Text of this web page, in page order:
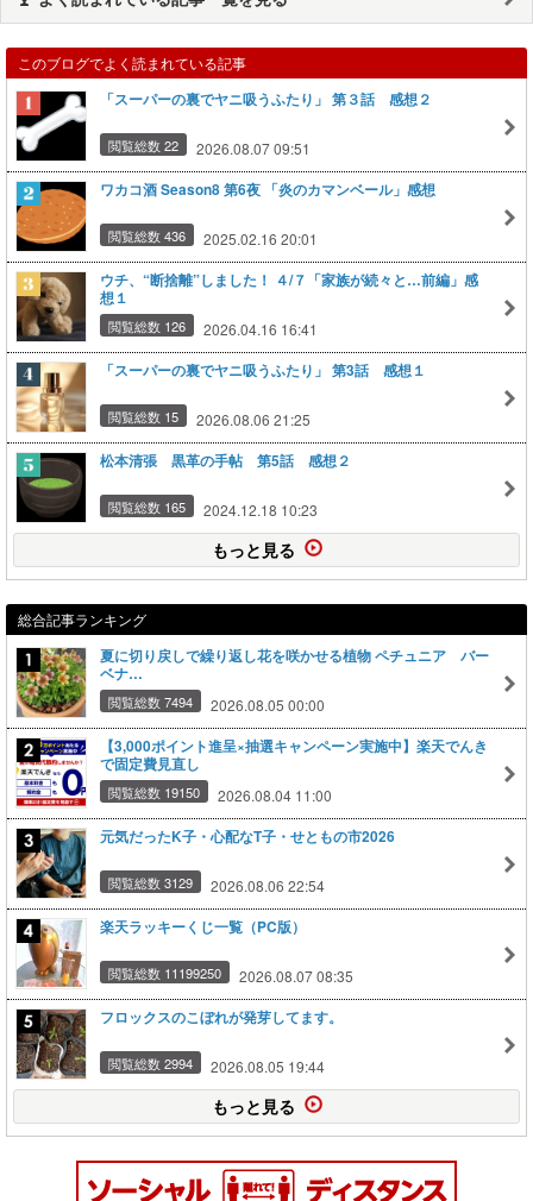
このブログでよく読まれている記事
「スーパーの裏でヤニ吸うふたり」 第３話 感想２
閲覧総数 22 2026.08.07 09:51
ワカコ酒 Season8 第6夜 「炎のカマンベール」感想
閲覧総数 436 2025.02.16 20:01
ウチ、“断捨離”しました！ ４/７「家族が続々と…前編」感
想１
閲覧総数 126 2026.04.16 16:41
「スーパーの裏でヤニ吸うふたり」 第3話 感想１
閲覧総数 15 2026.08.06 21:25
松本清張 黒革の手帖 第5話 感想２
閲覧総数 165 2024.12.18 10:23
もっと見る
総合記事ランキング
夏に切り戻しで繰り返し花を咲かせる植物 ペチュニア バー
ベナ…
閲覧総数 7494 2026.08.05 00:00
【3,000ポイント進呈×抽選キャンペーン実施中】楽天でんき
で固定費見直し
閲覧総数 19150 2026.08.04 11:00
元気だったK子・心配なT子・せともの市2026
閲覧総数 3129 2026.08.06 22:54
楽天ラッキーくじ一覧（PC版）
閲覧総数 11199250 2026.08.07 08:35
フロックスのこぼれが発芽してます。
閲覧総数 2994 2026.08.05 19:44
もっと見る